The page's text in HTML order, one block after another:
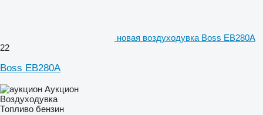
новая воздуходувка Boss EB280A
22
Boss EB280A
Аукцион
Воздуходувка
Топливо бензин